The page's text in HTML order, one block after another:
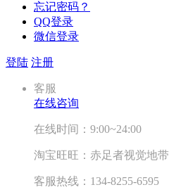
忘记密码？
QQ登录
微信登录
登陆 注册
客服
在线咨询
在线时间：9:00~24:00
淘宝旺旺：赤足者视觉地带
客服热线：134-8255-6595